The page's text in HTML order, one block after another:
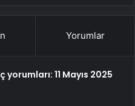
Yorumlar
yorumları: 11 Mayıs 2025